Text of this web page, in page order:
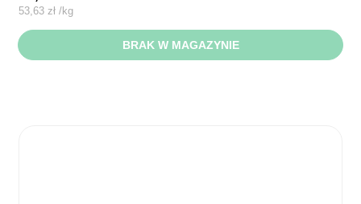
53,63zł /kg
BRAK W MAGAZYNIE